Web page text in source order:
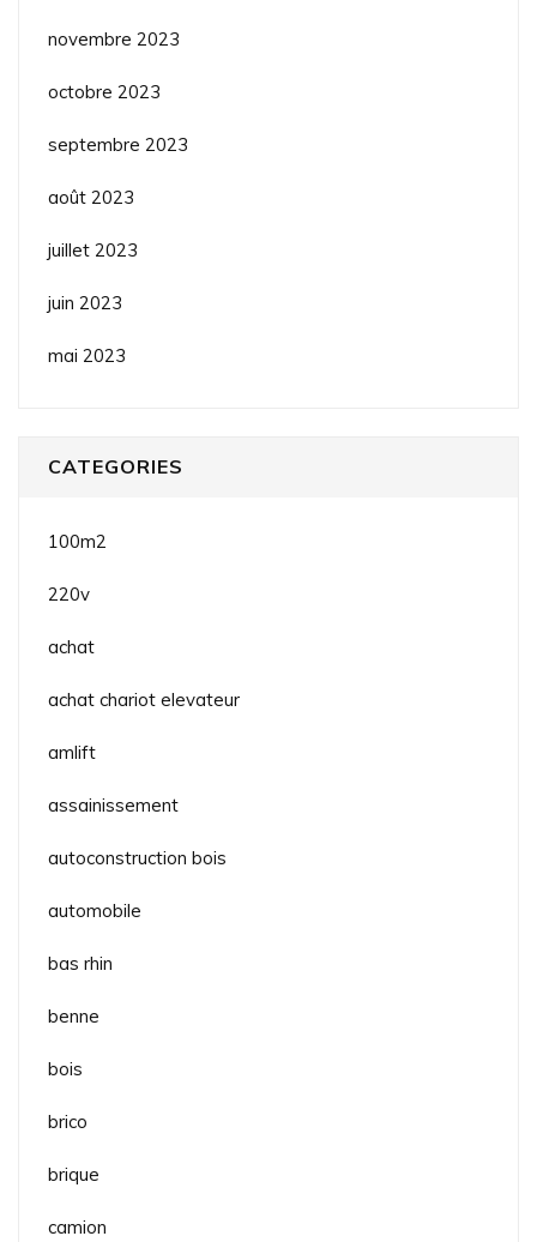
novembre 2023
octobre 2023
septembre 2023
août 2023
juillet 2023
juin 2023
mai 2023
CATEGORIES
100m2
220v
achat
achat chariot elevateur
amlift
assainissement
autoconstruction bois
automobile
bas rhin
benne
bois
brico
brique
camion